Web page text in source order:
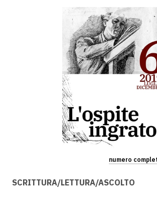
numero
SCRITTURA/LETTURA/ASCOLTO